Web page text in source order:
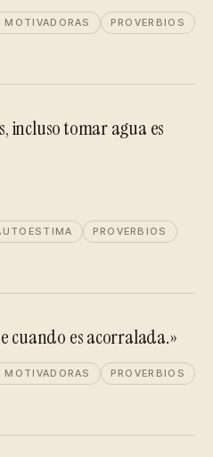
MOTIVADORAS PROVERBIOS
incluso tomar agua es
PROVERBIOS
cuando es acorralada.»
MOTIVADORAS PROVERBIOS